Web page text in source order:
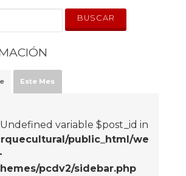
for:') . '
Este Mes
Undefined variable $post_id in
public_html/we
pcdv2/sidebar.php